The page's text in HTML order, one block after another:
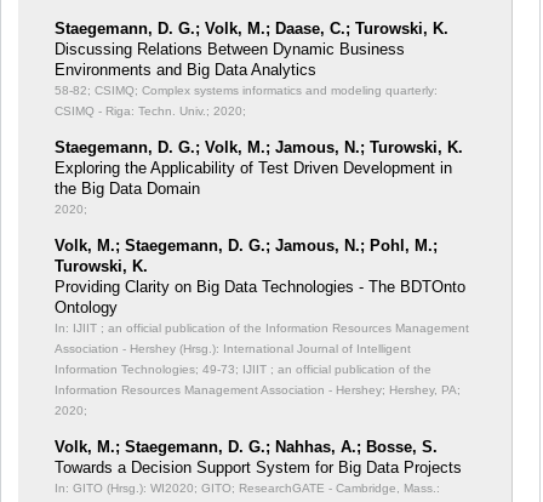
Staegemann, D. G.; Volk, M.; Daase, C.; Turowski, K.
Discussing Relations Between Dynamic Business
Environments and Big Data Analytics
58-82; CSIMQ; Complex systems informatics and modeling quarterly:
CSIMQ - Riga: Techn. Univ.; 2020;
Staegemann, D. G.; Volk, M.; Jamous, N.; Turowski, K.
Exploring the Applicability of Test Driven Development in
the Big Data Domain
2020;
Volk, M.; Staegemann, D. G.; Jamous, N.; Pohl, M.;
Turowski, K.
Providing Clarity on Big Data Technologies - The BDTOnto
Ontology
In: IJIIT ; an official publication of the Information Resources Management
Association - Hershey (Hrsg.): International Journal of Intelligent
Information Technologies; 49-73; IJIIT ; an official publication of the
Information Resources Management Association - Hershey; Hershey, PA;
2020;
Volk, M.; Staegemann, D. G.; Nahhas, A.; Bosse, S.
Towards a Decision Support System for Big Data Projects
In: GITO (Hrsg.): WI2020; GITO; ResearchGATE - Cambridge, Mass.: